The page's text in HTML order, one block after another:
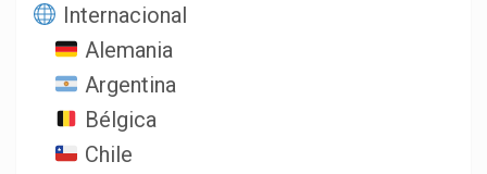
Internacional
Alemania
Argentina
Bélgica
Chile